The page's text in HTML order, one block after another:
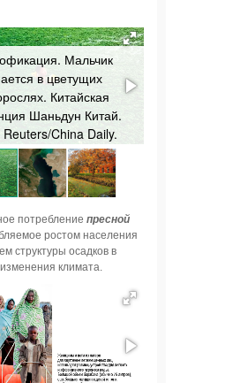
Мальчик
в цветущих
Китайская
Шаньдун Китай.
China Daily.
потребление пресной
ростом населения
структуры осадков в
климата.